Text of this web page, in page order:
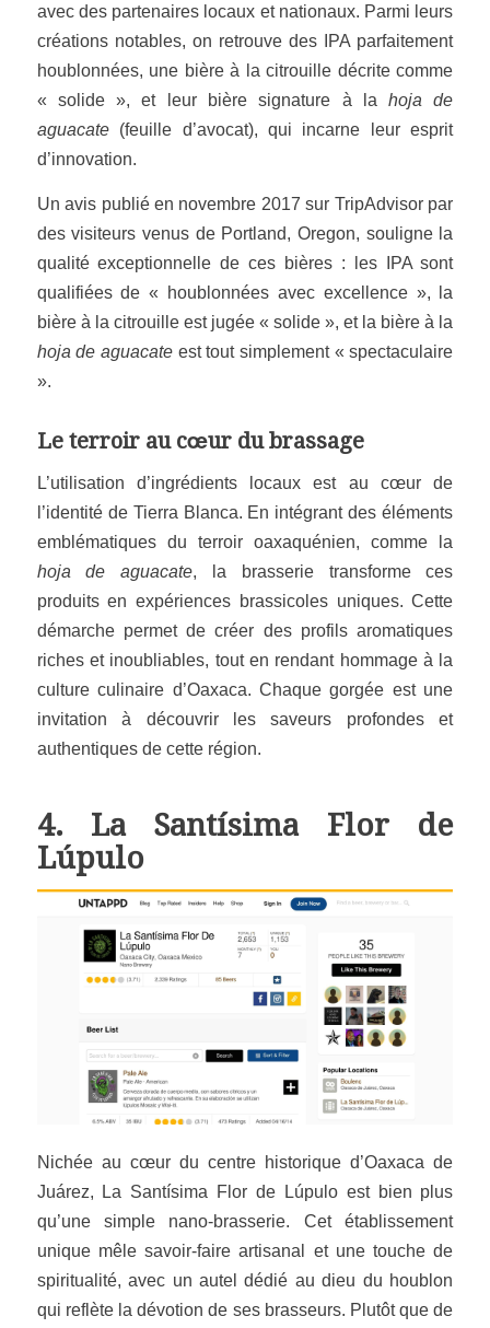
avec des partenaires locaux et nationaux. Parmi leurs
créations notables, on retrouve des IPA parfaitement
houblonnées, une bière à la citrouille décrite comme
« solide », et leur bière signature à lahoja de
aguacate(feuille d’avocat), qui incarne leur esprit
d’innovation.
Un avis publié en novembre 2017 sur TripAdvisor par
des visiteurs venus de Portland, Oregon, souligne la
qualité exceptionnelle de ces bières : les IPA sont
qualifiées de « houblonnées avec excellence », la
bière à la citrouille est jugée « solide », et la bière à la
hoja de aguacateest tout simplement « spectaculaire
».
Le terroir au cœur du brassage
L’utilisation d’ingrédients locaux est au cœur de
l’identité de Tierra Blanca. En intégrant des éléments
emblématiques du terroir oaxaquénien, comme la
hoja de aguacate, la brasserie transforme ces
produits en expériences brassicoles uniques. Cette
démarche permet de créer des profils aromatiques
riches et inoubliables, tout en rendant hommage à la
culture culinaire d’Oaxaca. Chaque gorgée est une
invitation à découvrir les saveurs profondes et
authentiques de cette région.
4. La Santísima Flor de
Lúpulo
Nichée au cœur du centre historique d’Oaxaca de
Juárez, La Santísima Flor de Lúpulo est bien plus
qu’une simple nano-brasserie. Cet établissement
unique mêle savoir-faire artisanal et une touche de
spiritualité, avec un autel dédié au dieu du houblon
qui reflète la dévotion de ses brasseurs. Plutôt que de